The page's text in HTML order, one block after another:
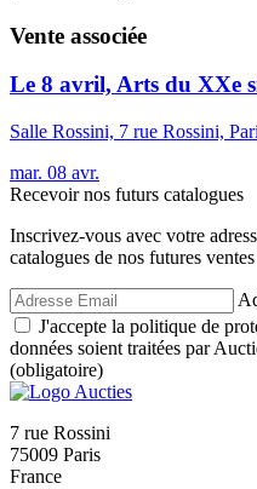
Vente associée
Le 8 avril, Arts du XXe
Salle Rossini, 7 rue Rossini,
mar. 08 avr.
Recevoir nos futurs catalogues
Inscrivez-vous avec votre
catalogues de nos futures ventes
J'accepte la politique de
données soient traitées par
(obligatoire)
7 rue Rossini
75009 Paris
France